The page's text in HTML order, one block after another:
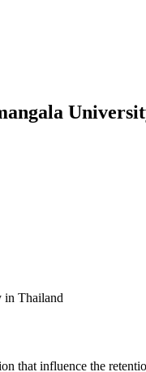
in Thailand
that influence the